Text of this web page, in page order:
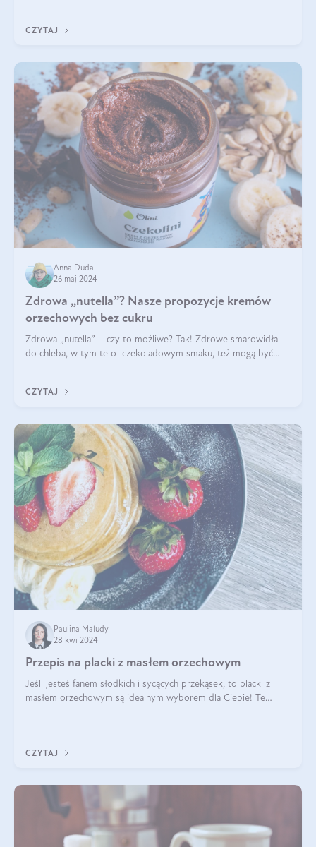
CZYTAJ
Anna Duda
26 maj 2024
Zdrowa „nutella”? Nasze propozycje kremów
orzechowych bez cukru
Zdrowa „nutella” – czy to możliwe? Tak! Zdrowe smarowidła
do chleba, w tym te o czekoladowym smaku, też mogą być
CZYTAJ
Paulina Maludy
28 kwi 2024
Przepis na placki z masłem orzechowym
Jeśli jesteś fanem słodkich i sycących przekąsek, to placki z
masłem orzechowym są idealnym wyborem dla Ciebie! Te
CZYTAJ